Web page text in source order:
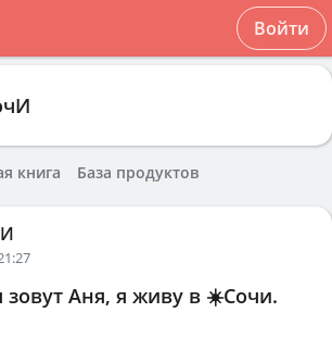
Войти
книга База продуктов
Аня, я живу в ☀️Сочи.